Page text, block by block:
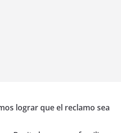
lograr que el reclamo sea